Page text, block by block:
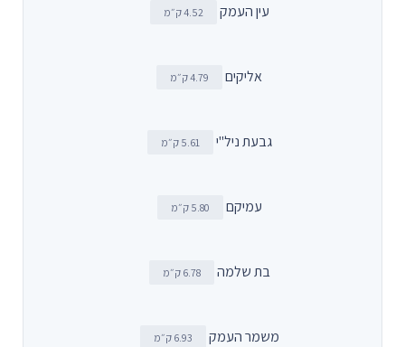
עין העמק 4.52 ק״מ
אליקים 4.79 ק״מ
גבעת ניל"י 5.61 ק״מ
עמיקם 5.80 ק״מ
בת שלמה 6.78 ק״מ
משמר העמק 6.93 ק״מ